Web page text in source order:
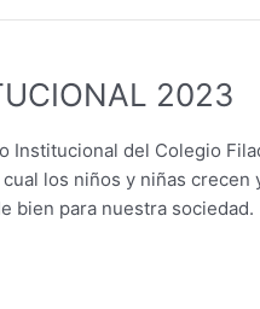
2023
Institucional del Colegio
los niños y niñas
bien para nuestra sociedad.